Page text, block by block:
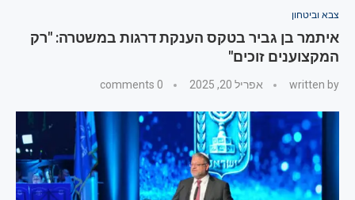
צבא וביטחון
איתמר בן גביר בטקס הענקת דרגות במשטרה: "רק
המקצוענים זוכים"
written by אפריל 20, 2025 0 comments